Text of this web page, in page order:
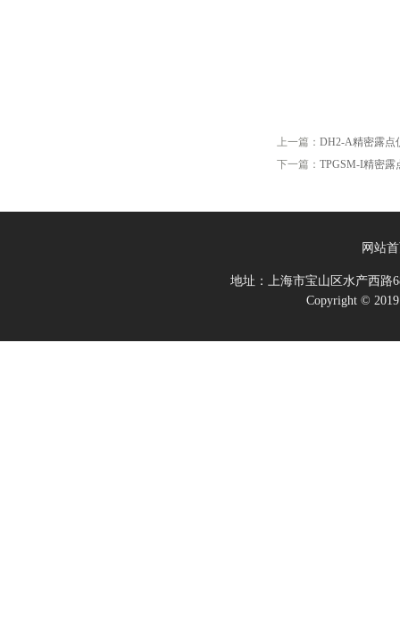
上一篇： DH2-A精密露点
下一篇： TPGSM-I精密露
网站
地址：上海市宝山区水产西路
Copyright ©